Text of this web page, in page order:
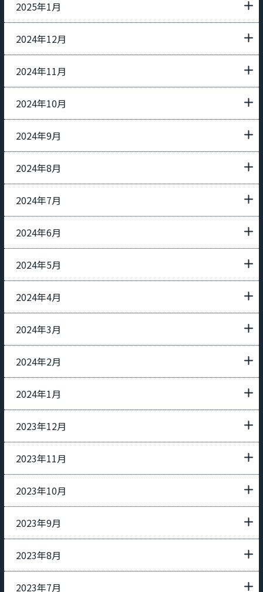
2025年1月
2024年12月
2024年11月
2024年10月
2024年9月
2024年8月
2024年7月
2024年6月
2024年5月
2024年4月
2024年3月
2024年2月
2024年1月
2023年12月
2023年11月
2023年10月
2023年9月
2023年8月
2023年7月